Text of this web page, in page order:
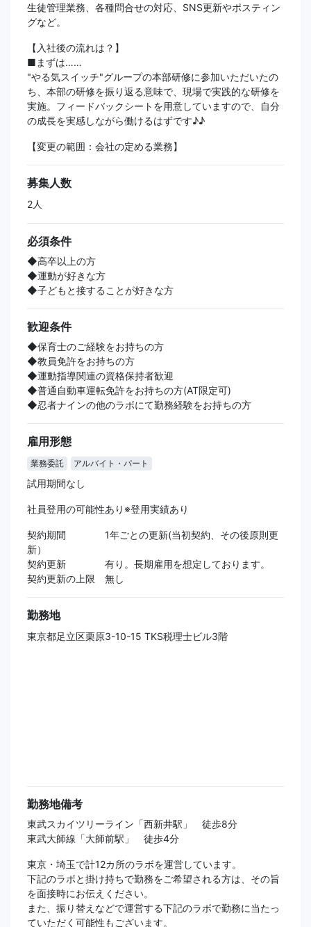
生徒管理業務、各種問合せの対応、SNS更新やポスティン
グなど。
【入社後の流れは？】
■まずは……
"やる気スイッチ"グループの本部研修に参加いただいたの
ち、本部の研修を振り返る意味で、現場で実践的な研修を
実施。フィードバックシートを用意していますので、自分
の成長を実感しながら働けるはずです♪♪
【変更の範囲：会社の定める業務】
募集人数
2人
必須条件
◆高卒以上の方
◆運動が好きな方
◆子どもと接することが好きな方
歓迎条件
◆保育士のご経験をお持ちの方
◆教員免許をお持ちの方
◆運動指導関連の資格保持者歓迎
◆普通自動車運転免許をお持ちの方(AT限定可)
◆忍者ナインの他のラボにて勤務経験をお持ちの方
雇用形態
業務委託 アルバイト・パート
試用期間なし
社員登用の可能性あり※登用実績あり
契約期間 1年ごとの更新(当初契約、その後原則更
新）
契約更新 有り。長期雇用を想定しております。
契約更新の上限 無し
勤務地
東京都足立区栗原3-10-15 TKS税理士ビル3階
勤務地備考
東武スカイツリーライン「西新井駅」 徒歩8分
東武大師線「大師前駅」 徒歩4分
東京・埼玉で計12カ所のラボを運営しています。
下記のラボと掛け持ちで勤務をご希望される方は、その旨
を面接時にお伝えください。
また、振り替えなどで運営する下記のラボで勤務に当たっ
ていただく可能性もございます。